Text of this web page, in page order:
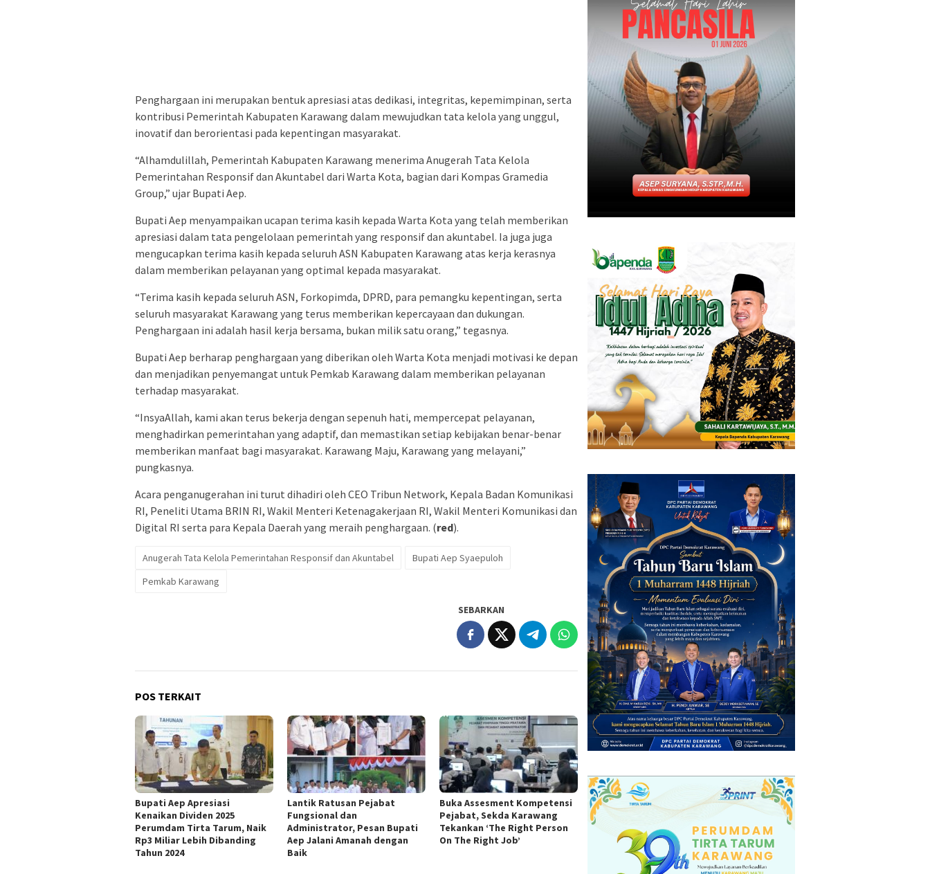
Penghargaan ini merupakan bentuk apresiasi atas dedikasi, integritas, kepemimpinan, serta
kontribusi Pemerintah Kabupaten Karawang dalam mewujudkan tata kelola yang unggul,
inovatif dan berorientasi pada kepentingan masyarakat.
“Alhamdulillah, Pemerintah Kabupaten Karawang menerima Anugerah Tata Kelola
Pemerintahan Responsif dan Akuntabel dari Warta Kota, bagian dari Kompas Gramedia
Group,” ujar Bupati Aep.
Bupati Aep menyampaikan ucapan terima kasih kepada Warta Kota yang telah memberikan
apresiasi dalam tata pengelolaan pemerintah yang responsif dan akuntabel. Ia juga juga
mengucapkan terima kasih kepada seluruh ASN Kabupaten Karawang atas kerja kerasnya
dalam memberikan pelayanan yang optimal kepada masyarakat.
“Terima kasih kepada seluruh ASN, Forkopimda, DPRD, para pemangku kepentingan, serta
seluruh masyarakat Karawang yang terus memberikan kepercayaan dan dukungan.
Penghargaan ini adalah hasil kerja bersama, bukan milik satu orang,” tegasnya.
Bupati Aep berharap penghargaan yang diberikan oleh Warta Kota menjadi motivasi ke depan
dan menjadikan penyemangat untuk Pemkab Karawang dalam memberikan pelayanan
terhadap masyarakat.
“InsyaAllah, kami akan terus bekerja dengan sepenuh hati, mempercepat pelayanan,
menghadirkan pemerintahan yang adaptif, dan memastikan setiap kebijakan benar-benar
memberikan manfaat bagi masyarakat. Karawang Maju, Karawang yang melayani,”
pungkasnya.
Acara penganugerahan ini turut dihadiri oleh CEO Tribun Network, Kepala Badan Komunikasi
RI, Peneliti Utama BRIN RI, Wakil Menteri Ketenagakerjaan RI, Wakil Menteri Komunikasi dan
Digital RI serta para Kepala Daerah yang meraih penghargaan. (red).
Anugerah Tata Kelola Pemerintahan Responsif dan Akuntabel
Bupati Aep Syaepuloh
Pemkab Karawang
SEBARKAN
POS TERKAIT
Bupati Aep Apresiasi
Kenaikan Dividen 2025
Perumdam Tirta Tarum, Naik
Rp3 Miliar Lebih Dibanding
Tahun 2024
Lantik Ratusan Pejabat
Fungsional dan
Administrator, Pesan Bupati
Aep Jalani Amanah dengan
Baik
Buka Assesment Kompetensi
Pejabat, Sekda Karawang
Tekankan ‘The Right Person
On The Right Job’